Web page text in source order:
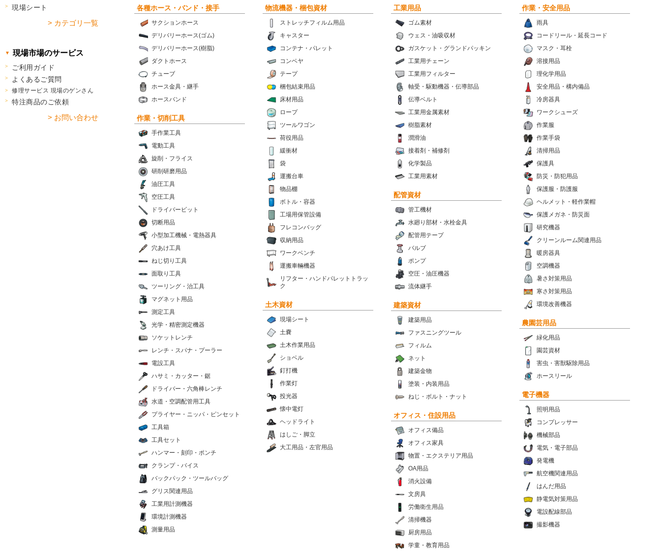
各種ホース・バンド・接手
サクションホース
デリバリーホース(ゴム)
デリバリーホース(樹脂)
ダクトホース
チューブ
ホース金具・継手
ホースバンド
物流機器・梱包資材
ストレッチフィルム用品
キャスター
コンテナ・パレット
コンベヤ
テープ
梱包結束用品
床材用品
ロープ
ツールワゴン
荷役用品
緩衝材
袋
運搬台車
物品棚
ボトル・容器
工場用保管設備
フレコンバッグ
収納用品
ワークベンチ
運搬車輛機器
リフター・ハンドパレットトラッ
ク
工業用品
ゴム素材
ウェス・油吸収材
ガスケット・グランドパッキン
工業用チェーン
工業用フィルター
軸受・駆動機器・伝導部品
伝導ベルト
工業用金属素材
樹脂素材
潤滑油
接着剤・補修剤
化学製品
工業用素材
作業・安全用品
雨具
コードリール・延長コード
マスク・耳栓
溶接用品
理化学用品
安全用品・構内備品
冷房器具
ワークシューズ
作業服
作業手袋
清掃用品
保護具
防災・防犯用品
保護服・防護服
ヘルメット・軽作業帽
保護メガネ・防災面
研究機器
クリーンルーム関連用品
暖房器具
空調機器
暑さ対策用品
寒さ対策用品
環境改善機器
作業・切削工具
手作業工具
電動工具
旋削・フライス
研削研磨用品
油圧工具
空圧工具
ドライバービット
切断用品
小型加工機械・電熱器具
穴あけ工具
ねじ切り工具
面取り工具
ツーリング・治工具
マグネット用品
測定工具
光学・精密測定機器
ソケットレンチ
レンチ・スパナ・プーラー
電設工具
ハサミ・カッター・鋸
ドライバー・六角棒レンチ
水道・空調配管用工具
プライヤー・ニッパ・ピンセット
工具箱
工具セット
ハンマー・刻印・ポンチ
クランプ・バイス
バックパック・ツールバッグ
グリス関連用品
工業用計測機器
環境計測機器
測量用品
配管資材
管工機材
水廻り部材・水栓金具
配管用テープ
バルブ
ポンプ
空圧・油圧機器
流体継手
土木資材
現場シート
土嚢
土木作業用品
ショベル
釘打機
作業灯
投光器
懐中電灯
ヘッドライト
はしご・脚立
大工用品・左官用品
建築資材
建築用品
ファスニングツール
フィルム
ネット
建築金物
塗装・内装用品
ねじ・ボルト・ナット
農園芸用品
緑化用品
園芸資材
害虫・害獣駆除用品
ホースリール
電子機器
照明用品
コンプレッサー
機械部品
電気・電子部品
発電機
航空機関連用品
はんだ用品
静電気対策用品
電設配線部品
撮影機器
オフィス・住設用品
オフィス備品
オフィス家具
物置・エクステリア用品
OA用品
消火設備
文房具
労働衛生用品
清掃機器
厨房用品
学童・教育用品
現場シート
> カテゴリ一覧
現場市場のサービス
ご利用ガイド
よくあるご質問
修理サービス 現場のゲンさん
特注商品のご依頼
> お問い合わせ